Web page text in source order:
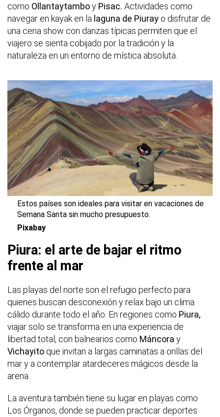
como Ollantaytamboy Pisac. Actividades como
navegar en kayak en la laguna de Piuray o disfrutar de
una cena show con danzas típicas permiten que el
viajero se sienta cobijado por la tradición y la
naturaleza en un entorno de mística absoluta.
Estos países son ideales para visitar en vacaciones de
Semana Santa sin mucho presupuesto.
Pixabay
Piura: el arte de bajar el ritmo
frente al mar
Las playas del norte son el refugio perfecto para
quienes buscan desconexión y relax bajo un clima
cálido durante todo el año. En regiones como Piura,
viajar solo se transforma en una experiencia de
libertad total, con balnearios como Máncora y
Vichayito que invitan a largas caminatas a orillas del
mar y a contemplar atardeceres mágicos desde la
arena.
La aventura también tiene su lugar en playas como
Los Órganos, donde se pueden practicar deportes